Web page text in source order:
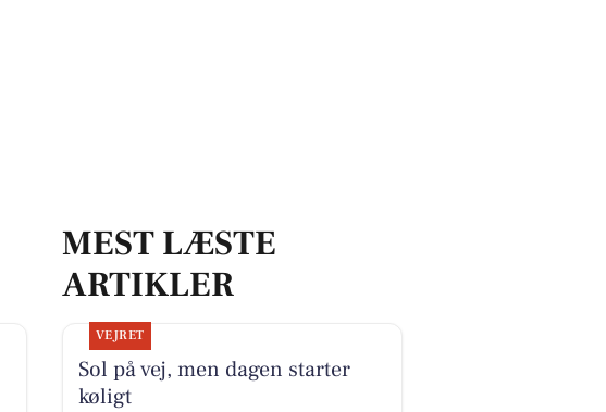
MEST LÆSTE
ARTIKLER
VEJRET
Sol på vej, men dagen starter
køligt